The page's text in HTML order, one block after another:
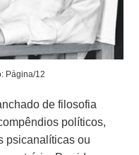
Página/12
de filosofia
políticos,
psicanalíticas ou